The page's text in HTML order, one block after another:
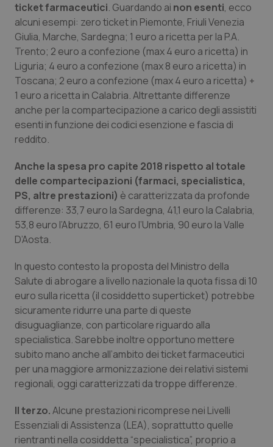
Veneto
Oncoematologia
Oncologia & Nutrizione
Psoriasi & pelle
Quotidiano Cardiologia
Quotidiano Oncologia
Quotidiano Pediatria
Rene & patologie urogenitali
Salute orale & impianti
Sangue & coagulazione
Tiroide
Tumore al seno
Tumore ovarico
Tumori del Polmone & Testa Collo
ticket farmaceutici. Guardando ai non esenti, ecco
alcuni esempi: zero ticket in Piemonte, Friuli Venezia
Giulia, Marche, Sardegna; 1 euro a ricetta per la P.A.
Trento; 2 euro a confezione (max 4 euro a ricetta) in
Liguria; 4 euro a confezione (max 8 euro a ricetta) in
Toscana; 2 euro a confezione (max 4 euro a ricetta) +
1 euro a ricetta in Calabria. Altrettante differenze
anche per la compartecipazione a carico degli assistiti
esenti in funzione dei codici esenzione e fascia di
reddito.
Anche la spesa pro capite 2018 rispetto al totale
delle compartecipazioni (farmaci, specialistica,
PS, altre prestazioni) è caratterizzata da profonde
differenze: 33,7 euro la Sardegna, 41,1 euro la Calabria,
53,8 euro l’Abruzzo, 61 euro l’Umbria, 90 euro la Valle
D’Aosta.
In questo contesto la proposta del Ministro della
Salute di abrogare a livello nazionale la quota fissa di 10
euro sulla ricetta (il cosiddetto superticket) potrebbe
sicuramente ridurre una parte di queste
disuguaglianze, con particolare riguardo alla
specialistica. Sarebbe inoltre opportuno mettere
subito mano anche all’ambito dei ticket farmaceutici
per una maggiore armonizzazione dei relativi sistemi
regionali, oggi caratterizzati da troppe differenze.
Il terzo.Alcune prestazioni ricomprese nei Livelli
Essenziali di Assistenza (LEA), soprattutto quelle
rientranti nella cosiddetta “specialistica”, proprio a